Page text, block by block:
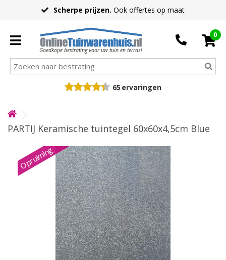
Scherpe prijzen. Ook offertes op maat
Goedkope bestrating voor uw tuin en terras!
0
65 ervaringen
PARTIJ Keramische tuintegel 60x60x4,5cm Blue
Opruiming